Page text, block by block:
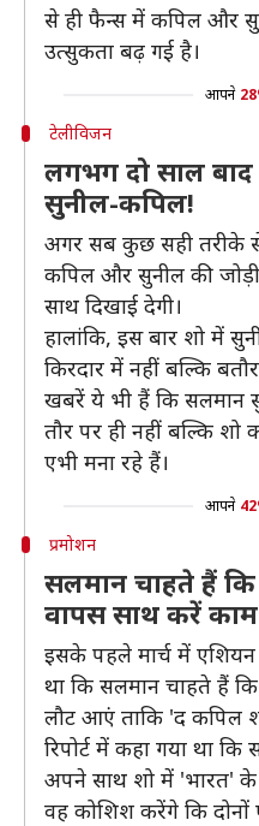
से ही फैन्स में कपिल और
उत्सुकता बढ़ गई है।
आपने
टेलीविजन
लगभग दो साल
सुनील-कपिल!
अगर सब कुछ सही तरीके से
कपिल और सुनील की
साथ दिखाई देगी।
हालांकि, इस बार शो में
किरदार में नहीं बल्कि
खबरें ये भी हैं कि सलमान
तौर पर ही नहीं बल्कि
एभी मना रहे हैं।
आपने
प्रमोशन
सलमान चाहते हैं
वापस साथ करें काम
इसके पहले मार्च में एशियन
था कि सलमान चाहते हैं
लौट आएं ताकि 'द कपिल
रिपोर्ट में कहा गया था
अपने साथ शो में 'भारत' के
वह कोशिश करेंगे कि दोनों